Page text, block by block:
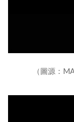
（圖源：